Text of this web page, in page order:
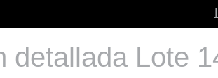
detallada Lote